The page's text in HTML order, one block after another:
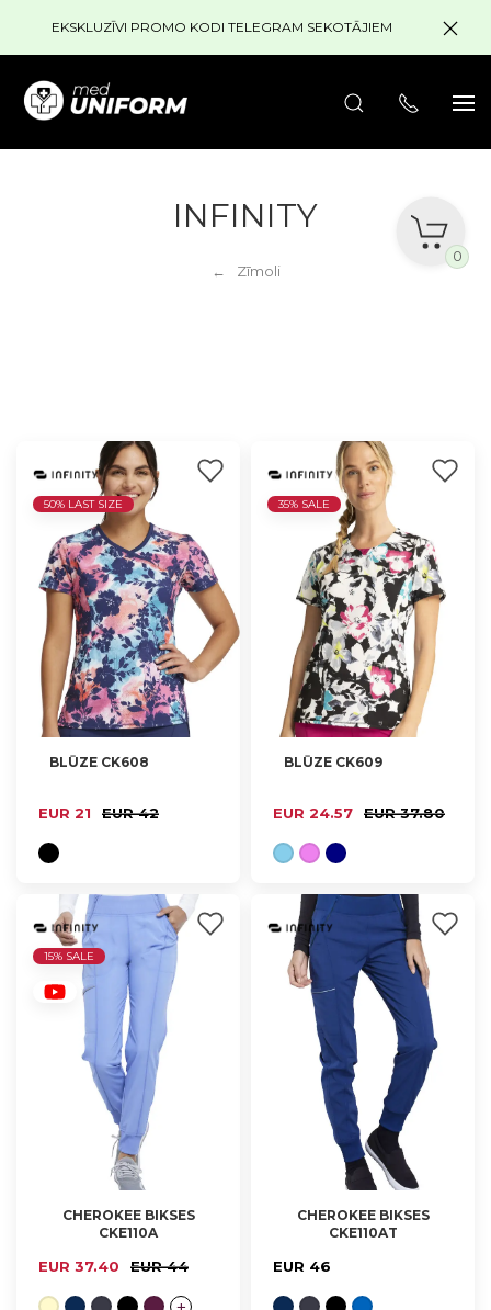
EKSKLUZĪVI PROMO KODI TELEGRAM SEKOTĀJIEM
0
INFINITY
Zīmoli
50% LAST SIZE
BLŪZE CK608
EUR 21 EUR 42
35% SALE
BLŪZE CK609
EUR 24.57 EUR 37.80
15% SALE
XXS, XS, S, M, L, XL
CHEROKEE BIKSES
CKE110A
EUR 37.40 EUR 44
XS, S, M, L, XL
CHEROKEE BIKSES
CKE110AT
EUR 46